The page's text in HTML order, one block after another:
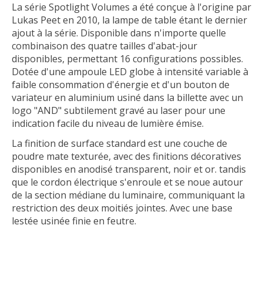
La série Spotlight Volumes a été conçue à l'origine par
Lukas Peet en 2010, la lampe de table étant le dernier
ajout à la série. Disponible dans n'importe quelle
combinaison des quatre tailles d'abat-jour
disponibles, permettant 16 configurations possibles.
Dotée d'une ampoule LED globe à intensité variable à
faible consommation d'énergie et d'un bouton de
variateur en aluminium usiné dans la billette avec un
logo "AND" subtilement gravé au laser pour une
indication facile du niveau de lumière émise.
La finition de surface standard est une couche de
poudre mate texturée, avec des finitions décoratives
disponibles en anodisé transparent, noir et or. tandis
que le cordon électrique s'enroule et se noue autour
de la section médiane du luminaire, communiquant la
restriction des deux moitiés jointes. Avec une base
lestée usinée finie en feutre.